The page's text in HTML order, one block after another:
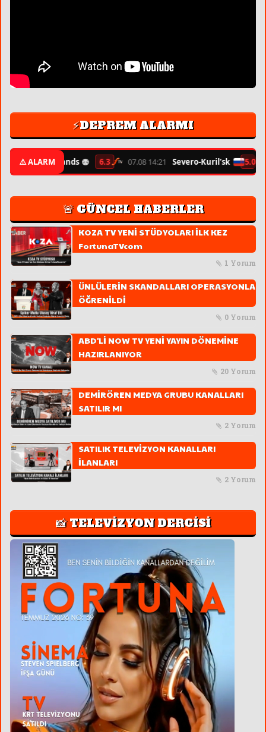
⚡DEPREM ALARMI
⚠️ ALARMIslands 🌐 6.3 07.08 14:21 Severo-Kuril’sk 5.0
🚨 GÜNCEL HABERLER
KOZA TV YENİ STÜDYOLARI İLK KEZ
FortunaTVcom
1 Yorum
ÜNLÜLERİN SKANDALLARI OPERASYONLA
ÖĞRENİLDİ
0 Yorum
ABD'Lİ NOW TV YENİ YAYIN DÖNEMİNE
HAZIRLANIYOR
20 Yorum
DEMİRÖREN MEDYA GRUBU KANALLARI
SATILIR MI
2 Yorum
SATILIK TELEVİZYON KANALLARI
İLANLARI
2 Yorum
📸 TELEVİZYON DERGİSİ